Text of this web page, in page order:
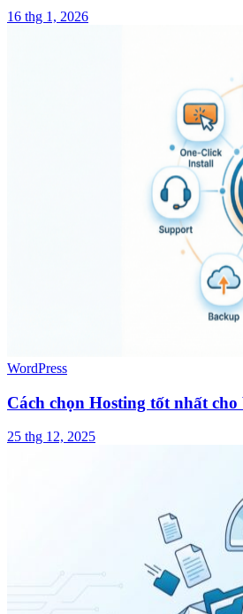
16 thg 1, 2026
WordPress
Cách chọn Hosting tốt nhất cho
25 thg 12, 2025